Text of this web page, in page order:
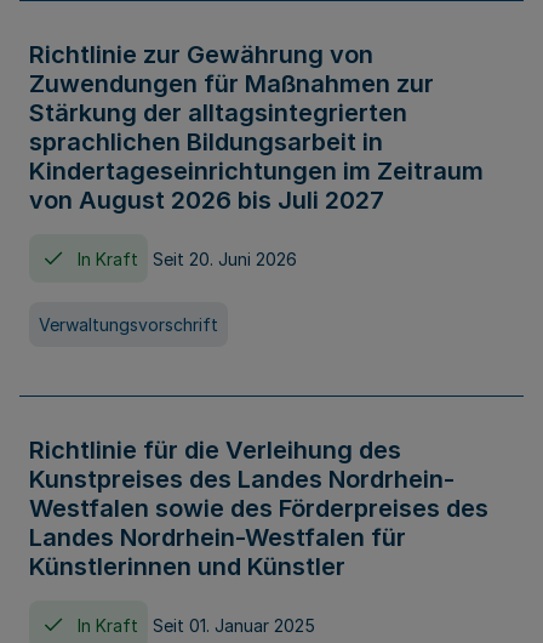
Richtlinie zur Gewährung von
Zuwendungen für Maßnahmen zur
Stärkung der alltagsintegrierten
sprachlichen Bildungsarbeit in
Kindertageseinrichtungen im Zeitraum
von August 2026 bis Juli 2027
In Kraft Seit 20. Juni 2026
Verwaltungsvorschrift
Richtlinie für die Verleihung des
Kunstpreises des Landes Nordrhein-
Westfalen sowie des Förderpreises des
Landes Nordrhein-Westfalen für
Künstlerinnen und Künstler
In Kraft Seit 01. Januar 2025